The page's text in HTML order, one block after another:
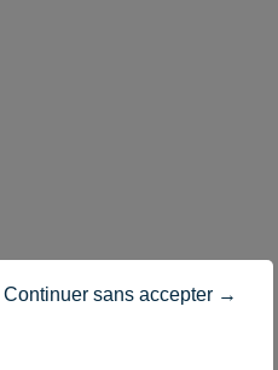
Continuer sans accepter →